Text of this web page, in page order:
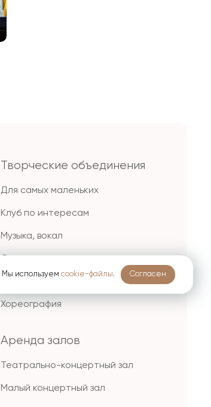
Творческие объединения
Для самых маленьких
Клуб по интересам
Музыка, вокал
Хореография
Аренда залов
Театрально-концертный зал
Малый концертный зал
Мы используем cookie-файлы. Согласен